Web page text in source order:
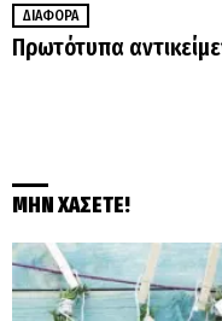
ΔΙΆΦΟΡΑ
Πρωτότυπα
ΜΗΝ ΧΑΣΕΤΕ!